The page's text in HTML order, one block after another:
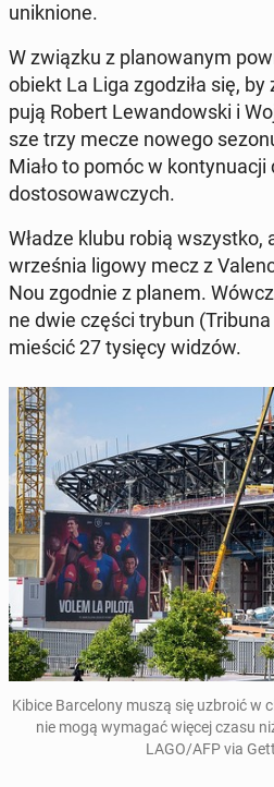
unik­nio­ne.
W związku z pla­no­wa­nym
obiekt La Liga zgo­dzi­ła się,
pu­ją Robert Le­wan­dow­ski i
sze trzy mecze nowego
Miało to pomóc w kon­ty­nu­acji
do­sto­so­waw­czych.
Władze klubu robią wszyst­ko,
wrze­śnia ligowy mecz z
Nou zgodnie z planem.
ne dwie części trybun
mie­ścić 27 tysięcy widzów.
Kibice Bar­ce­lo­ny muszą się uzbroić w
nie mogą wymagać więcej czasu
LAGO/AFP via